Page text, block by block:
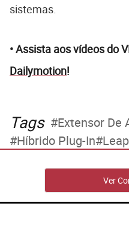
sistemas.
• Assista aos vídeos do
Dailymotion!
Tags
Extensor De
Híbrido Plug-In
Ver